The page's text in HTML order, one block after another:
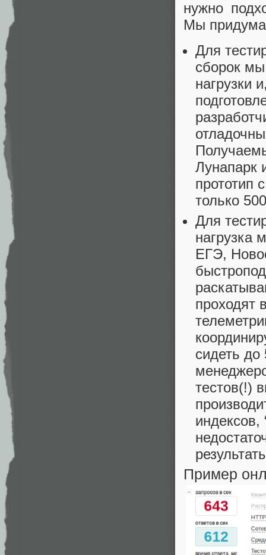
нужно
Мы
Для
сборок
нагрузки
Лунапарк
прототип
только
Для
нагрузка
ЕГЭ,
проходят
сидеть до
тестов(!)
индексов,
Пример